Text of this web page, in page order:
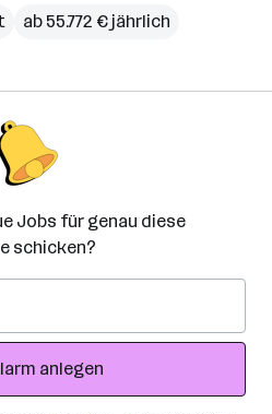
ab 55.772 € jährlich
Jobs für genau diese
schicken?
anlegen